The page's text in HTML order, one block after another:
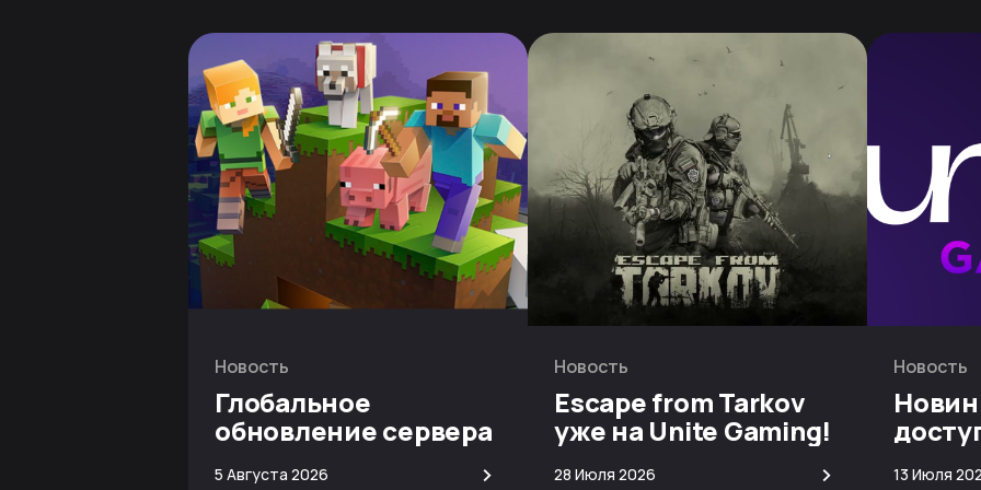
Новость
Глобальное
обновление сервера
5 Августа 2026 >
Новость
Escape from Tarkov
уже на Unite Gaming!
28 Июля 2026 >
Новость
13 Июля